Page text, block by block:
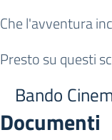
Che l'avventura
Presto su questi
Bando
Documenti